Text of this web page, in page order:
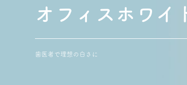
オフィス ホワイ
歯医者で理想の白さに